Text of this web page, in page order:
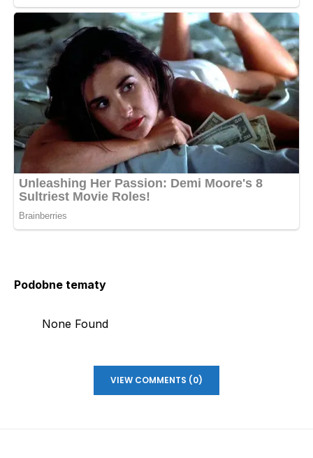
Podobne tematy
None Found
VIEW COMMENTS (0)